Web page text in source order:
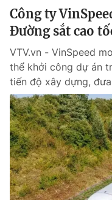
Góc doanh nghiệp
Truyền hình
Phim VTV
Hậu trường
Nhân vật
Khán giả
Giải sao mai
Giải trí
Điện ảnh
Âm nhạc
Sao
Đời sống
Du lịch
Làm đẹp
Chất lượng cuộc sống
Giáo dục
Tuyển sinh
Học trực tuyến
Công nghệ
Hitech Công nghệ
Giao lưu trực tuyến
Công ty
Đường sắt cao
VTV.vn - VinSpeed
thể khởi công dự án
tiến độ xây dựng,